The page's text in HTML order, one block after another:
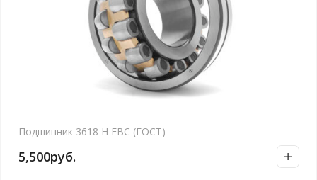
Подшипник 3618 Н FBC (ГОСТ)
5,500руб.